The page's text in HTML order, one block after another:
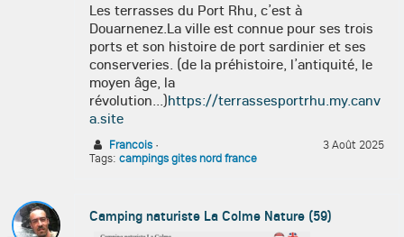
Les terrasses du Port Rhu, c’est à
Douarnenez.La ville est connue pour ses trois
ports et son histoire de port sardinier et ses
conserveries. (de la préhistoire, l’antiquité, le
moyen âge, la
révolution...)https://terrassesportrhu.my.canv
a.site
Francois 3 Août 2025
·
Tags: campings gites nord france
Camping naturiste La Colme Nature (59)